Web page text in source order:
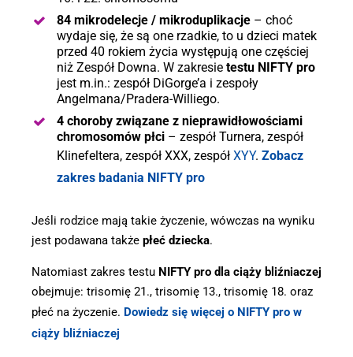
84 mikrodelecje / mikroduplikacje – choć
wydaje się, że są one rzadkie, to u dzieci matek
przed 40 rokiem życia występują one częściej
niż Zespół Downa. W zakresie testu NIFTY pro
jest m.in.: zespół DiGorge’a i zespoły
Angelmana/Pradera-Williego.
4 choroby związane z nieprawidłowościami
chromosomów płci – zespół Turnera, zespół
Klinefeltera, zespół XXX, zespół XYY. Zobacz
zakres badania NIFTY pro
Jeśli rodzice mają takie życzenie, wówczas na wyniku
jest podawana także płeć dziecka.
Natomiast zakres testu NIFTY pro dla ciąży bliźniaczej
obejmuje: trisomię 21., trisomię 13., trisomię 18. oraz
płeć na życzenie. Dowiedz się więcej o NIFTY pro w
ciąży bliźniaczej